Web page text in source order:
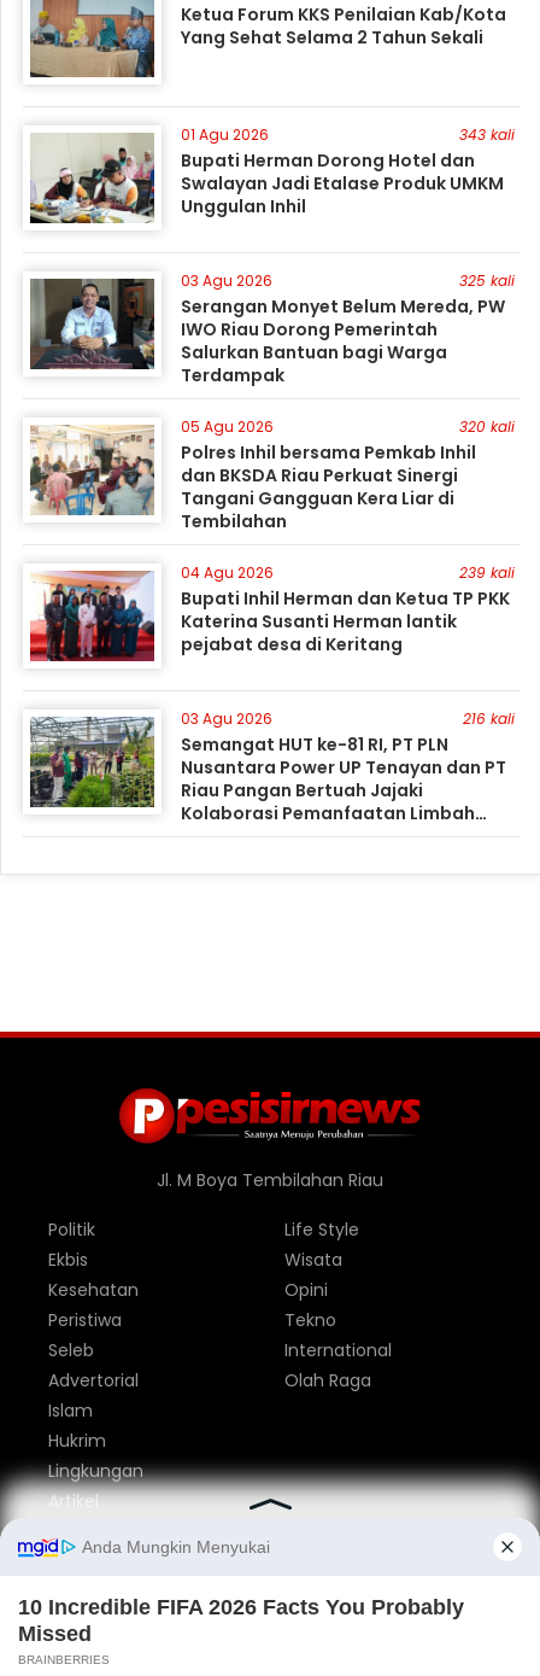
Ketua Forum KKS Penilaian Kab/Kota
Yang Sehat Selama 2 Tahun Sekali
01 Agu 2026 343 kali
Bupati Herman Dorong Hotel dan
Swalayan Jadi Etalase Produk UMKM
Unggulan Inhil
03 Agu 2026 325 kali
Serangan Monyet Belum Mereda, PW
IWO Riau Dorong Pemerintah
Salurkan Bantuan bagi Warga
Terdampak
05 Agu 2026 320 kali
Polres Inhil bersama Pemkab Inhil
dan BKSDA Riau Perkuat Sinergi
Tangani Gangguan Kera Liar di
Tembilahan
04 Agu 2026 239 kali
Bupati Inhil Herman dan Ketua TP PKK
Katerina Susanti Herman lantik
pejabat desa di Keritang
03 Agu 2026 216 kali
Semangat HUT ke-81 RI, PT PLN
Nusantara Power UP Tenayan dan PT
Riau Pangan Bertuah Jajaki
Kolaborasi Pemanfaatan Limbah
FABA untuk Dukung Swasembada
Jl. M Boya Tembilahan Riau
Politik
Ekbis
Kesehatan
Peristiwa
Seleb
Advertorial
Life Style
Wisata
Opini
Tekno
International
Olah Raga
Islam
Hukrim
Lingkungan
Artikel
Parlemen
Nasional
Tentang Kami